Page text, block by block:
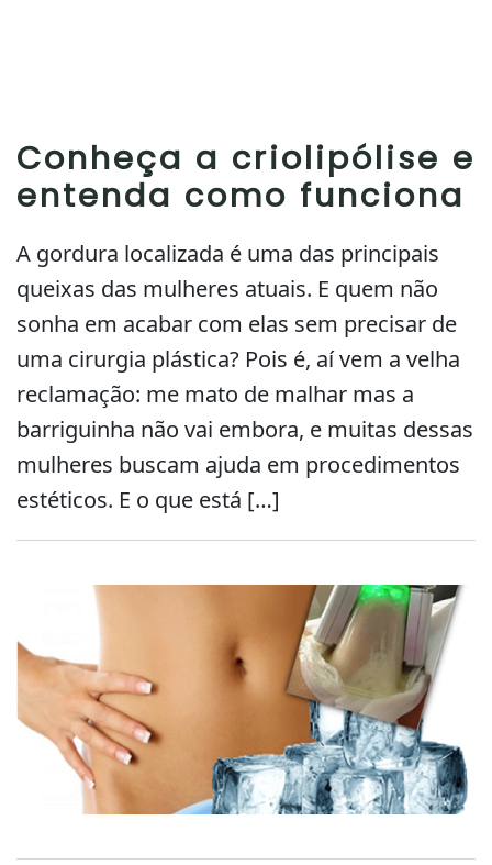
Conheça a criolipólise e
entenda como funciona
A gordura localizada é uma das principais
queixas das mulheres atuais. E quem não
sonha em acabar com elas sem precisar de
uma cirurgia plástica? Pois é, aí vem a velha
reclamação: me mato de malhar mas a
barriguinha não vai embora, e muitas dessas
mulheres buscam ajuda em procedimentos
estéticos. E o que está […]